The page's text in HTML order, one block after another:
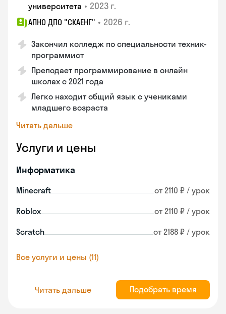
университета • 2023 г.
АПНО ДПО "СКАЕНГ" • 2026 г.
Закончил колледж по специальности техник-
программист
Преподает программирование в онлайн
школах с 2021 года
Легко находит общий язык с учениками
младшего возраста
Читать дальше
Услуги и цены
Информатика
Minecraft от 2110 ₽ / урок
Roblox от 2110 ₽ / урок
Scratch от 2188 ₽ / урок
Все услуги и цены (11)
Читать дальше Подобрать время